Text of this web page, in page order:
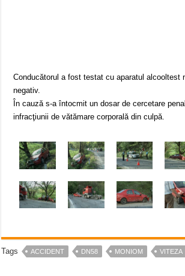
Conducătorul a fost testat cu aparatul alcooltest
negativ.
În cauză s-a întocmit un dosar de cercetare
infracţiunii de vătămare corporală din culpă.
Tags ACCIDENT DN58 MONIOM VITEZA